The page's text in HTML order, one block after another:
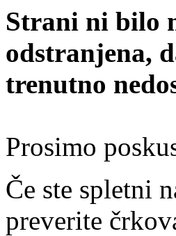
Strani ni bilo
odstranjena,
trenutno
Prosimo
Če ste spletni
preverite